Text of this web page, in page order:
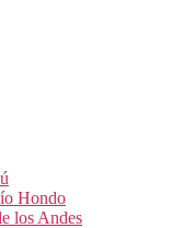
Hondo
los Andes